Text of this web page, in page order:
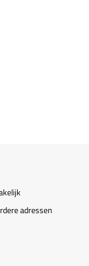
adressen